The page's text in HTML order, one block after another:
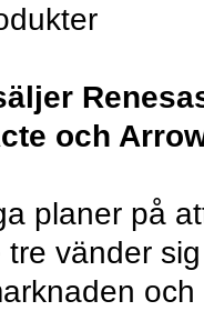
och
planer på
tre vänder